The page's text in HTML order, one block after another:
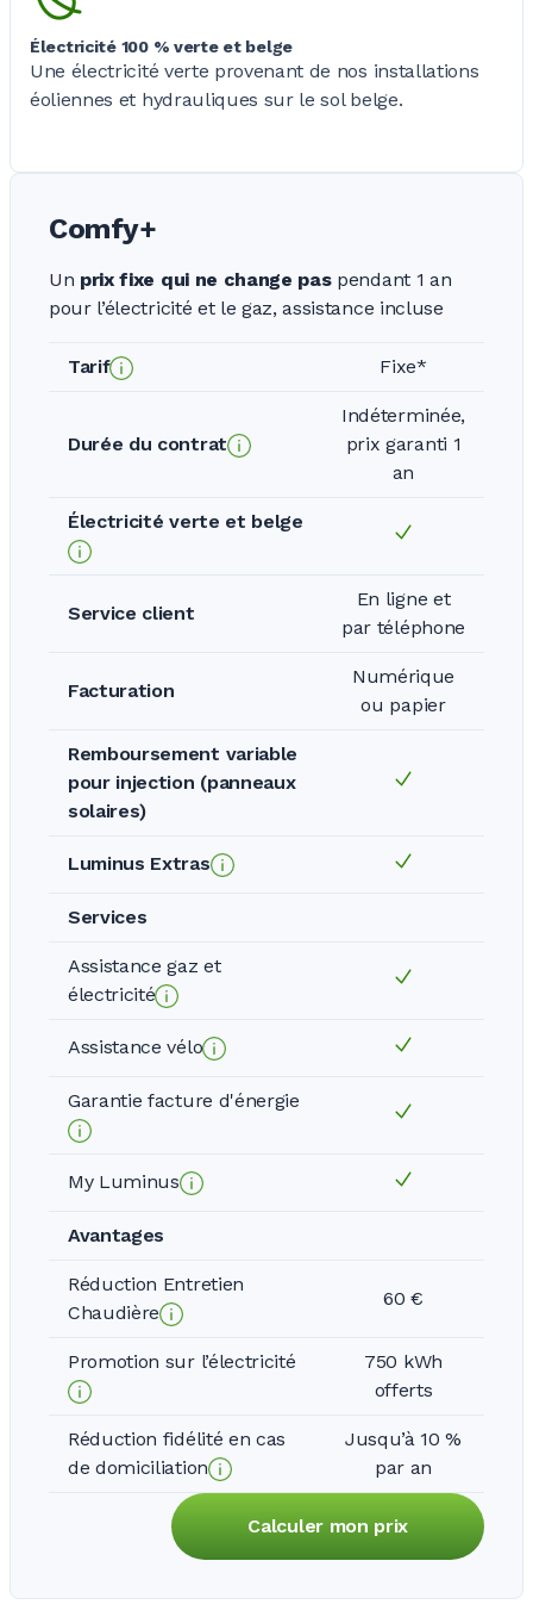
Électricité 100 % verte et belge
Une électricité verte provenant de nos installations
éoliennes et hydrauliques sur le sol belge.
Comfy+
Un prix fixe qui ne change paspendant 1 an
pour l’électricité et le gaz, assistance incluse
Tarif Fixe*
Durée du contrat
Indéterminée,
prix garanti 1
an
Électricité verte et belge
Service client
En ligne et
par téléphone
Facturation
Numérique
ou papier
Remboursement variable
pour injection (panneaux
solaires)
Luminus Extras
Services
Assistance gaz et
électricité
Assistance vélo
Garantie facture d'énergie
My Luminus
Avantages
Réduction Entretien
Chaudière
60 €
Promotion sur l’électricité
750 kWh
offerts
Réduction fidélité en cas
de domiciliation
Jusqu’à 10 %
par an
Calculer mon prix